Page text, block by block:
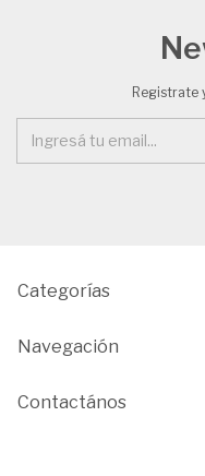
Registrate
Categorías
Navegación
Contactános